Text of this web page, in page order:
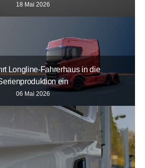
18 Mai 2026
Longline-Fahrerhaus in die
ein
06 Mai 2026